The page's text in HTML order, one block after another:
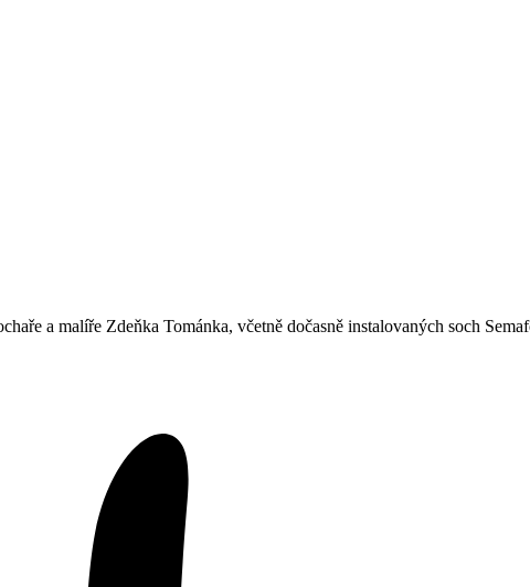
a malíře Zdeňka Tománka, včetně dočasně instalovaných soch